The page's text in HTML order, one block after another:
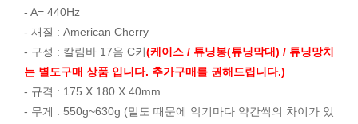
- A= 440Hz
- 재질 : American Cherry
- 구성 : 칼림바 17음 C키(케이스 / 튜닝봉(튜닝막대) / 튜닝망치
는 별도구매 상품 입니다. 추가구매를 권해드립니다.)
- 규격 : 175 X 180 X 40mm
- 무게 : 550g~630g (밀도 때문에 악기마다 약간씩의 차이가 있